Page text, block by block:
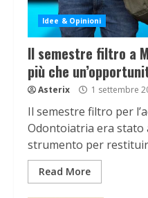
Idee & Opinioni
Il semestre filtro a
più che
Asterix 1 settembre
Il semestre filtro per
Odontoiatria era stato
strumento per
Read More